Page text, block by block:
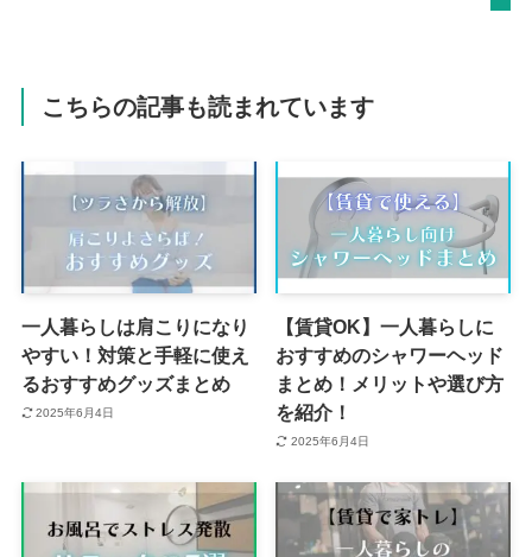
こちらの記事も読まれています
一人暮らしは肩こりになり
やすい！対策と手軽に使え
るおすすめグッズまとめ
2025年6月4日
【賃貸OK】一人暮らしに
おすすめのシャワーヘッド
まとめ！メリットや選び方
を紹介！
2025年6月4日